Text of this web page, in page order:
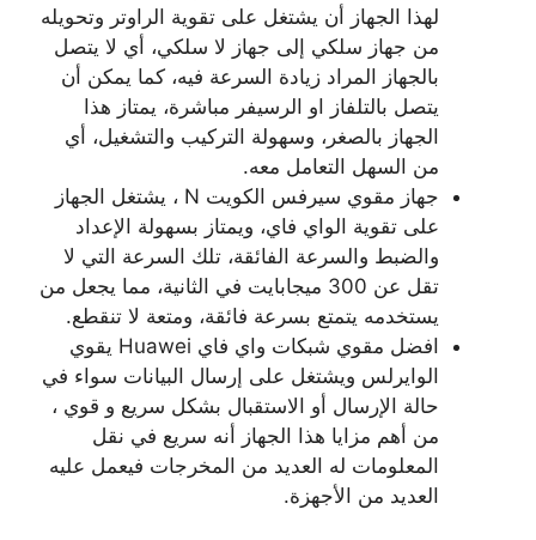
لهذا الجهاز أن يشتغل على تقوية الراوتر وتحويله
من جهاز سلكي إلى جهاز لا سلكي، أي لا يتصل
بالجهاز المراد زيادة السرعة فيه، كما يمكن أن
يتصل بالتلفاز او الرسيفر مباشرة، يمتاز هذا
الجهاز بالصغر، وسهولة التركيب والتشغيل، أي
من السهل التعامل معه.
جهاز مقوي سيرفس الكويت N ، يشتغل الجهاز
على تقوية الواي فاي، ويمتاز بسهولة الإعداد
والضبط والسرعة الفائقة، تلك السرعة التي لا
تقل عن 300 ميجابايت في الثانية، مما يجعل من
يستخدمه يتمتع بسرعة فائقة، ومتعة لا تنقطع.
افضل مقوي شبكات واي فاي Huawei يقوي
الوايرلس ويشتغل على إرسال البيانات سواء في
حالة الإرسال أو الاستقبال بشكل سريع و قوي ،
من أهم مزايا هذا الجهاز أنه سريع في نقل
المعلومات له العديد من المخرجات فيعمل عليه
العديد من الأجهزة.